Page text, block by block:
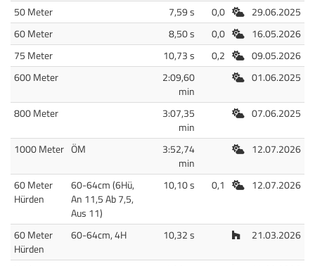
50 Meter
7,59 s 0,0 Freiluft
29.06.2025
60 Meter
8,50 s 0,0 Freiluft
16.05.2026
75 Meter
10,73 s 0,2 Freiluft
09.05.2026
600 Meter
2:09,60
min
Freiluft
01.06.2025
800 Meter
3:07,35
min
Freiluft
07.06.2025
1000 Meter ÖM
3:52,74
min
Freiluft
12.07.2026
60 Meter
Hürden
60-64cm (6Hü,
An 11,5 Ab 7,5,
Aus 11)
10,10 s 0,1 Freiluft
12.07.2026
60 Meter
Hürden
60-64cm, 4H 10,32 s Halle21.03.2026